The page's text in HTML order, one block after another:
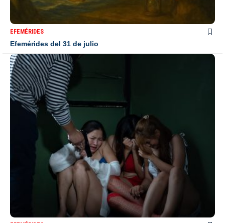
EFEMÉRIDES
Efemérides del 31 de julio